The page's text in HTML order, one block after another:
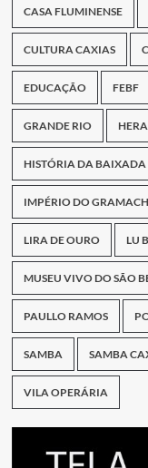
CASA FLUMINENSE
CULTURA CAXIAS
EDUCAÇÃO FEBF
GRANDE RIO
HISTÓRIA DA BAIXADA
IMPÉRIO DO
LIRA DE OURO LU
MUSEU VIVO DO SÃO
PAULLO RAMOS
SAMBA SAMBA
VILA OPERÁRIA